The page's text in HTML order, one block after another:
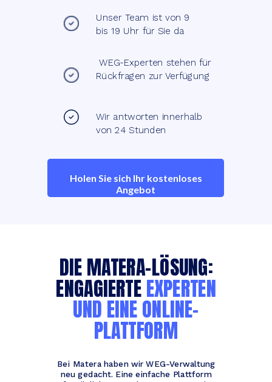
Holen Sie sich Ihr kostenloses
Angebot
WEG-Experten stehen für
Rückfragen zur Verfügung
Unser Team ist von 9
bis 19 Uhr für Sie da
Wir antworten innerhalb
von 24 Stunden
DIE MATERA-LÖSUNG:
ENGAGIERTEEXPERTEN
UND EINE ONLINE-
PLATTFORM
Bei Matera haben wir WEG-Verwaltung
neu gedacht. Eine einfache Plattform